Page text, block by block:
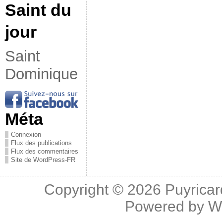
Saint du
jour
Saint
Dominique
Méta
Connexion
Flux des publications
Flux des commentaires
Site de WordPress-FR
Copyright © 2026
Powered by